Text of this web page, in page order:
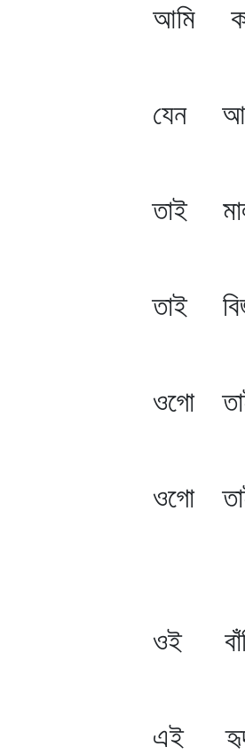
আমি কার
কার
যেন
তাই
তাই
তাই
একেলা
ওগো তাই
তাই
ওগো তাই
ফুটে
ওই
সেই
এই হৃদয়-